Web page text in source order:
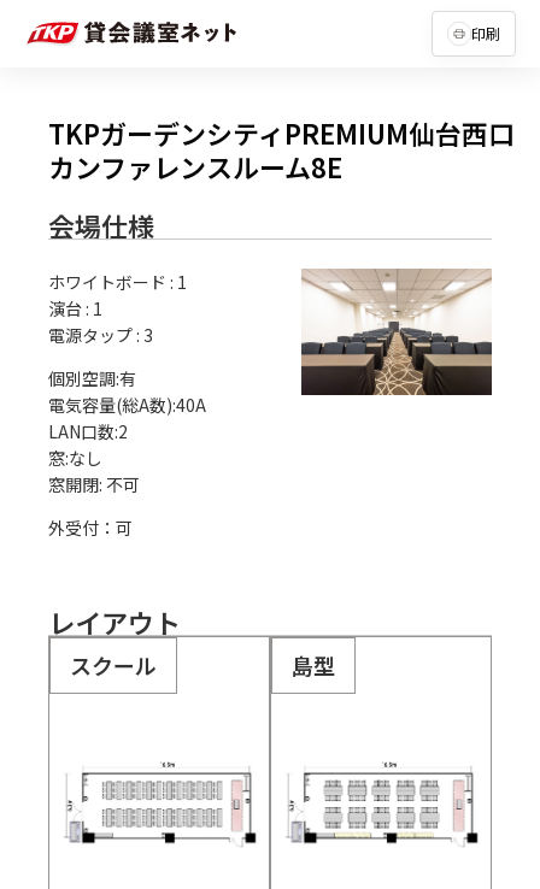
印刷
TKPガーデンシティPREMIUM仙台西口
カンファレンスルーム8E
会場仕様
ホワイトボード : 1
演台 : 1
電源タップ : 3
個別空調:有
電気容量(総A数):40A
LAN口数:2
窓:なし
外受付：可
レイアウト
スクール 島型